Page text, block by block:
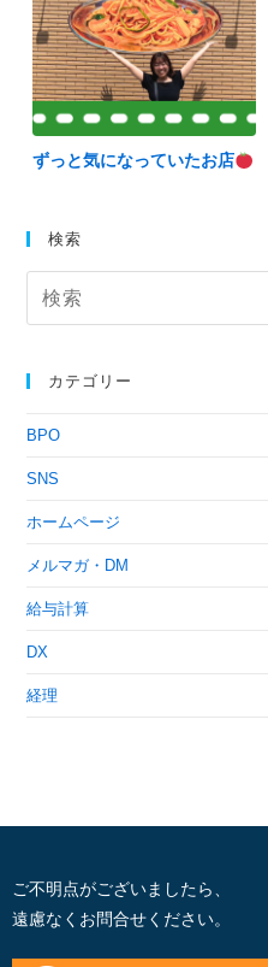
ずっと気になっていたお店
検索
カテゴリー
BPO
SNS
ホームページ
メルマガ・DM
給与計算
DX
経理
ご不明点がございましたら、
遠慮なくお問合せください。